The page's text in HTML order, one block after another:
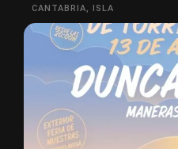
CANTABRIA, ISLA